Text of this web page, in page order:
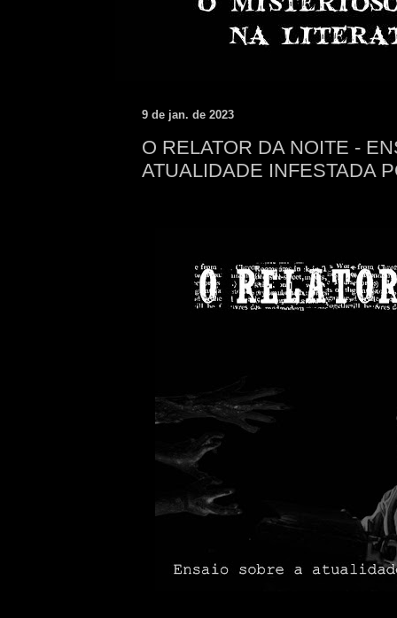
9 de jan. de 2023
O RELATOR DA NOITE -
ATUALIDADE INFESTADA